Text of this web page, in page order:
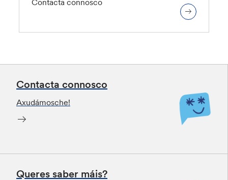
Contacta connosco
Axudámosche!
Queres saber máis?